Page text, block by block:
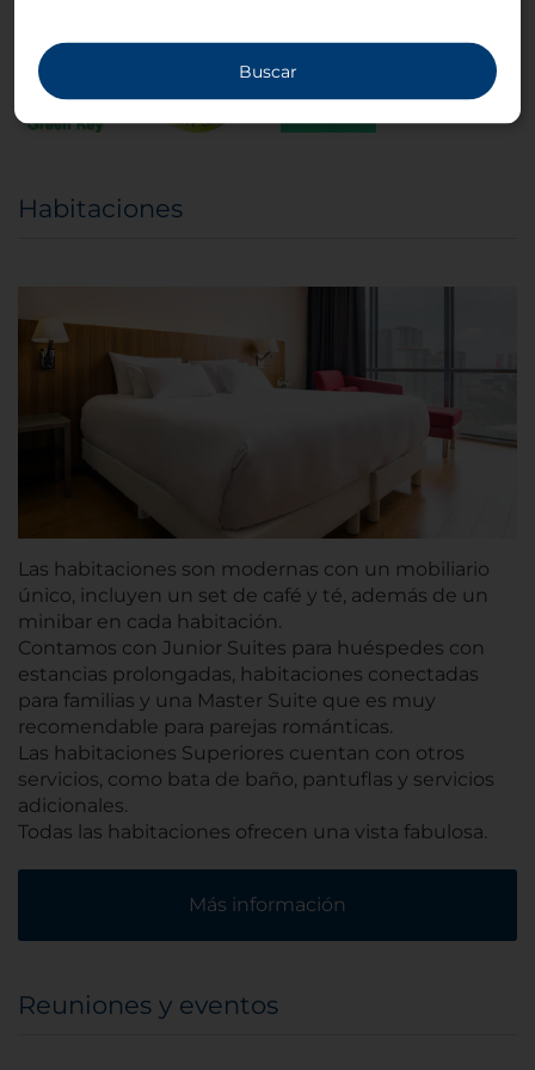
Habitaciones
Las habitaciones son modernas con un mobiliario
único, incluyen un set de café y té, además de un
minibar en cada habitación.
Contamos con Junior Suites para huéspedes con
estancias prolongadas, habitaciones conectadas
para familias y una Master Suite que es muy
recomendable para parejas románticas.
Las habitaciones Superiores cuentan con otros
servicios, como bata de baño, pantuflas y servicios
adicionales.
Todas las habitaciones ofrecen una vista fabulosa.
Más información
Reuniones y eventos
Buscar